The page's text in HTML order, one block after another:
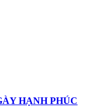
HẠNH PHÚC